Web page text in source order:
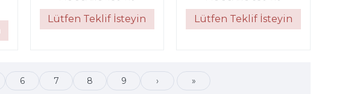
Lütfen Teklif İsteyin Lütfen Teklif İsteyin
6 7 8 9 › »